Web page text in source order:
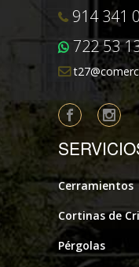
914 341
722 53
Cerramientos
Cortinas de
Pérgolas